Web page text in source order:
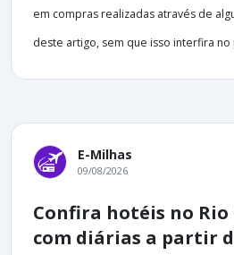
em compras realizadas através de
deste artigo, sem que isso interfira no
E-Milhas
09/08/2026
Confira hotéis no Rio
com diárias a partir